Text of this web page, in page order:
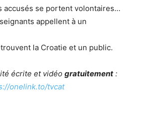
accusés se portent volontaires…
appellent à un
la Croatie et un public.
écrite et vidéo gratuitement :
onelink.to/tvcat